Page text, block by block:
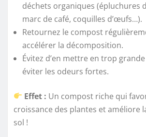
déchets organiques (épluchures
marc de café, coquilles d’œufs…).
Retournez le compost
accélérer la décomposition.
Évitez d’en mettre en trop
éviter les odeurs fortes.
Effet : Un compost riche qui
croissance des plantes et améliore
sol !